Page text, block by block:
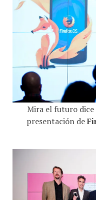
Mira el futuro dice
presentación de